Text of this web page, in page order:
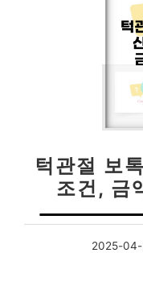
턱관절 보
조건, 금
2025-